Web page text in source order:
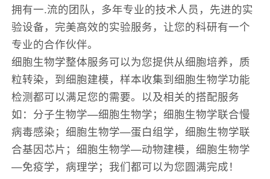
拥有一.流的团队，多年专业的技术人员，先进的实
验设备，完美高效的实验服务，让您的科研有一个
专业的合作伙伴。
细胞生物学整体服务可以为您提供从细胞培养，质
粒转染，到细胞建模，样本收集到细胞生物学功能
检测都可以满足您的需要。以及相关的搭配服务
如：分子生物学—细胞生物学；细胞生物学联合慢
病毒感染；细胞生物学—蛋白组学，细胞生物学联
合基因芯片；细胞生物学—动物建模，细胞生物学
—免疫学，病理学；我们都可以为您圆满完成！